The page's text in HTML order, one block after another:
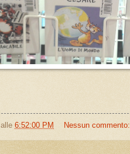
alle 6:52:00 PM Nessun commento: